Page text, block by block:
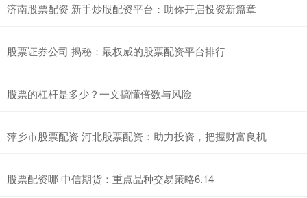
济南股票配资 新手炒股配资平台：助你开启投资新篇章
股票证券公司 揭秘：最权威的股票配资平台排行
股票的杠杆是多少？一文搞懂倍数与风险
萍乡市股票配资 河北股票配资：助力投资，把握财富良机
股票配资哪 中信期货：重点品种交易策略6.14